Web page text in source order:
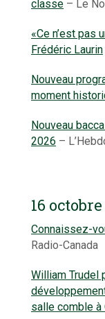
classe – Le
«Ce n’est pas
Frédéric Laurin
Nouveau
moment
Nouveau
2026 –
16 octobre
Connaissez-
Radio-Canada
William Trudel
salle comble à